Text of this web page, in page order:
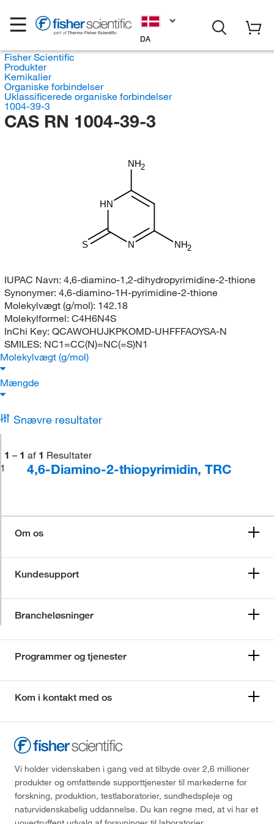
DA
Fisher Scientific
Produkter
Kemikalier
Organiske forbindelser
Uklassificerede organiske forbindelser
1004-39-3
CAS RN 1004-39-3
NH2
N
S
HN
NH2
IUPAC Navn: 4,6-diamino-1,2-dihydropyrimidine-2-thione
Synonymer: 4,6-diamino-1H-pyrimidine-2-thione
Molekylvægt (g/mol): 142.18
Molekylformel: C4H6N4S
InChi Key: QCAWOHUJKPKOMD-UHFFFAOYSA-N
SMILES: NC1=CC(N)=NC(=S)N1
Molekylvægt (g/mol)
Mængde
Snævre resultater
1 – 1 af 1 Resultater
1
4,6-Diamino-2-thiopyrimidin, TRC
Om os
Kundesupport
Brancheløsninger
Programmer og tjenester
Kom i kontakt med os
Vi holder videnskaben i gang ved at tilbyde over 2,6 millioner
produkter og omfattende supporttjenester til markederne for
forskning, produktion, testlaboratorier, sundhedspleje og
naturvidenskabelig uddannelse. Du kan regne med, at vi har et